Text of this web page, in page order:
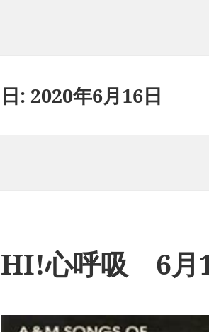
日: 2020年6月16日
HI!心呼吸 6月